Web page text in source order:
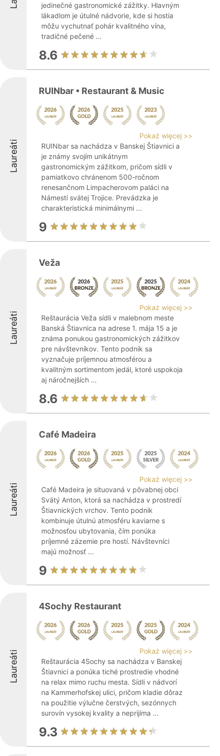
jedinečné gastronomické zážitky. Hlavným
lákadlom je útulné nádvorie, kde si hostia
môžu vychutnať pohár kvalitného vína,
tradičné pečené ...
8.6
Laureáti
RUINbar • Restaurant & Music
Pokaż więcej >>
RUINbar sa nachádza v Banskej Štiavnici a
je známy svojím unikátnym
gastronomickým zážitkom, pričom sídli v
pamiatkovo chránenom 500-ročnom
renesančnom Limpacherovom paláci na
Námestí svätej Trojice. Prevádzka je
charakteristická minimálnymi ...
9
Laureáti
Veža
Pokaż więcej >>
Reštaurácia Veža sídli v malebnom meste
Banská Štiavnica na adrese 1. mája 15 a je
známa ponukou gastronomických zážitkov
pre návštevníkov. Tento podnik sa
vyznačuje príjemnou atmosférou a
kvalitným sortimentom jedál, ktoré uspokoja
aj náročnejších ...
8.6
Laureáti
Café Madeira
Pokaż więcej >>
Café Madeira je situovaná v pôvabnej obci
Svätý Anton, ktorá sa nachádza v prostredí
Štiavnických vrchov. Tento podnik
kombinuje útulnú atmosféru kaviarne s
možnosťou ubytovania, čím ponúka
príjemné zázemie pre hostí. Návštevníci
majú možnosť ...
9
Laureáti
4Sochy Restaurant
Pokaż więcej >>
Reštaurácia 4Sochy sa nachádza v Banskej
Štiavnici a ponúka tiché prostredie vhodné
na relax mimo ruchu mesta. Sídli v nádvorí
na Kammerhofskej ulici, pričom kladie dôraz
na použitie výlučne čerstvých, sezónnych
surovín vysokej kvality a neprijíma ...
9.3